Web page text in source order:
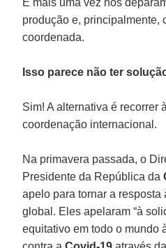
produção e, principalmente,
coordenada.
Isso parece não ter
Sim! A alternativa é recorrer
coordenação internacional.
Na primavera passada, o
Presidente da República da
apelo para tornar a resposta
global. Eles apelaram “à
equitativo em todo o mundo